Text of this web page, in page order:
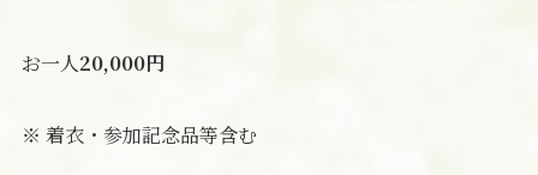
お一人20,000円
※ 着衣・参加記念品等含む